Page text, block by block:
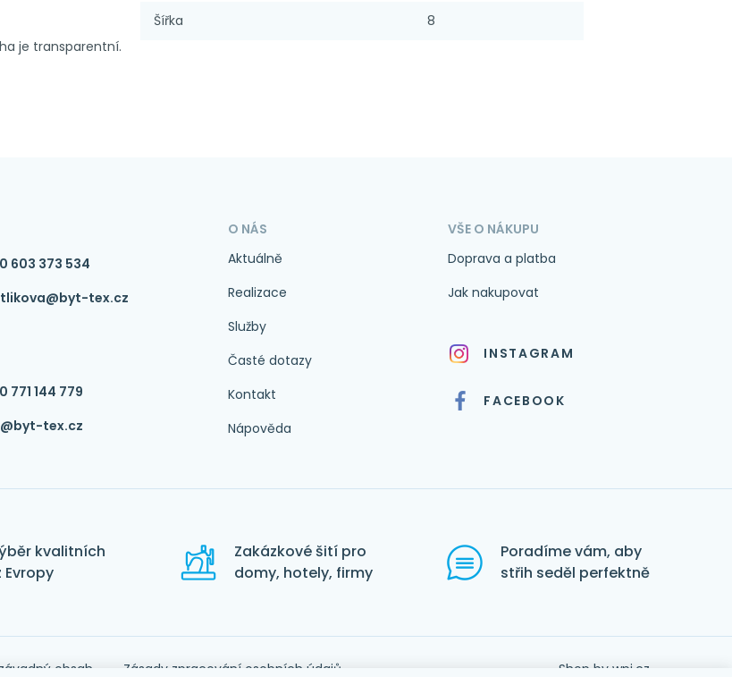
je transparentní.
Šířka 8
603 373 534
tex.cz
771 144 779
tex.cz
O NÁS
Aktuálně
Realizace
Služby
Časté dotazy
Kontakt
Nápověda
VŠE O NÁKUPU
Doprava a platba
Jak nakupovat
INSTAGRAM
FACEBOOK
kvalitních
Zakázkové šití pro
domy, hotely, firmy
Poradíme vám, aby
střih seděl perfektně
obsah Zásady zpracování osobních údajů Shop by wpj.cz